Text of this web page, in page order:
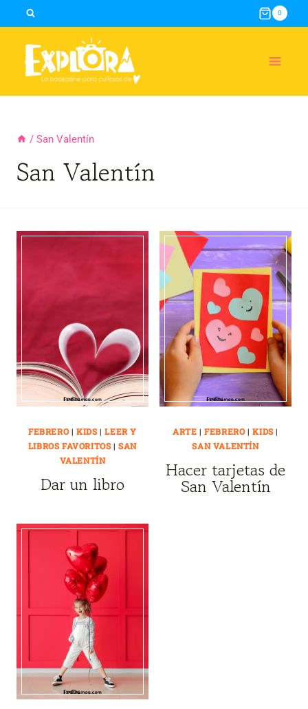
content
0
/ San Valentín
San Valentín
FEBRERO|KIDS|LEER Y
LIBROS FAVORITOS|SAN
VALENTÍN
Dar un libro
ARTE |FEBRERO|KIDS|
SAN VALENTÍN
Hacer tarjetas de
San Valentín